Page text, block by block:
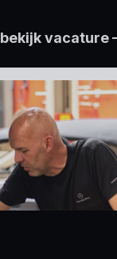
bekijk vacature